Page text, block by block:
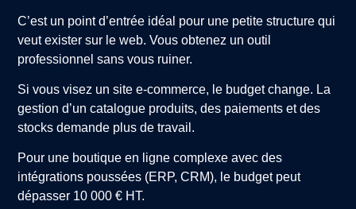
C’est un point d’entrée idéal pour une petite structure qui
veut exister sur le web. Vous obtenez un outil
professionnel sans vous ruiner.
Si vous visez un site e-commerce, le budget change. La
gestion d’un catalogue produits, des paiements et des
stocks demande plus de travail.
Pour une boutique en ligne complexe avec des
intégrations poussées (ERP, CRM), le budget peut
dépasser 10 000 € HT.